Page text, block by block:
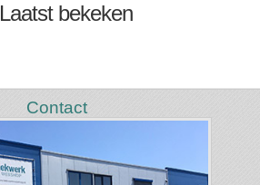
Laatst bekeken
Contact